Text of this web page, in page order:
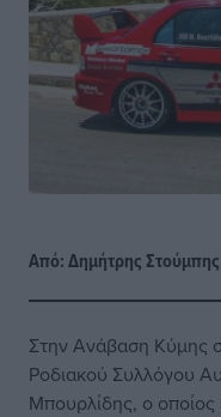
Από:Δημήτρης Στούμπης
Στην Ανάβαση Κύμης
Ροδιακού Συλλόγου
Μπουρλίδης, ο οποίος